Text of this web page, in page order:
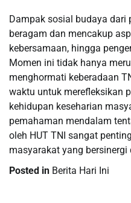
Dampak sosial budaya dari
beragam dan mencakup
kebersamaan, hingga
Momen ini tidak hanya
menghormati keberadaan
waktu untuk merefleksikan
kehidupan keseharian
pemahaman mendalam
oleh HUT TNI sangat
masyarakat yang
Posted in Berita Hari Ini